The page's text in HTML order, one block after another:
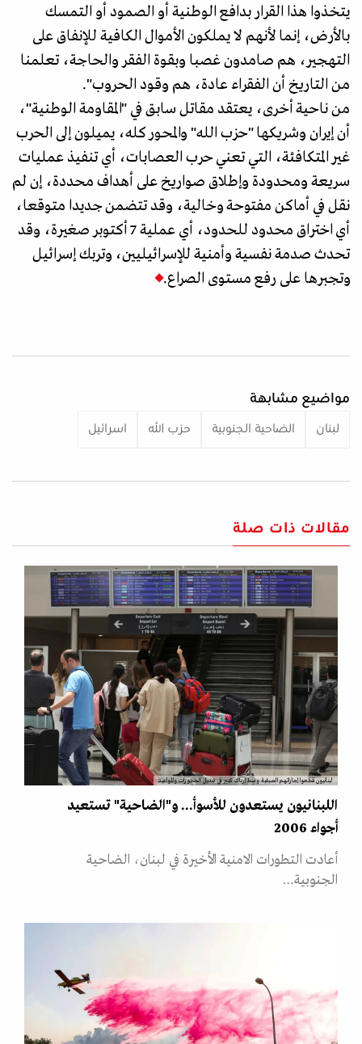
يتخذوا هذا القرار بدافع الوطنية أو الصمود أو التمسك
بالأرض، إنما لأنهم لا يملكون الأموال الكافية للإنفاق على
التهجير، هم صامدون غصبا وبقوة الفقر والحاجة، تعلمنا
من التاريخ أن الفقراء عادة، هم وقود الحروب".
من ناحية أخرى، يعتقد مقاتل سابق في "المقاومة الوطنية"،
أن إيران وشريكها "حزب الله" والمحور كله، يميلون إلى الحرب
غير المتكافئة، التي تعني حرب العصابات، أي تنفيذ عمليات
سريعة ومحدودة وإطلاق صواريخ على أهداف محددة، إن لم
نقل في أماكن مفتوحة وخالية، وقد تتضمن جديدا متوقعا،
أي اختراق محدود للحدود، أي عملية 7 أكتوبر صغيرة، وقد
تحدث صدمة نفسية وأمنية للإسرائيليين، وتربك إسرائيل
وتجبرها على رفع مستوى الصراع.
مواضيع مشابهة
لبنان الضاحية الجنوبية حزب الله اسرائيل
مقالات ذات صلة
لبنانيون قطعوا إجازاتهم الصيفية وسط إرباك كبير في تبديل الحجوزات والمواعيد
اللبنانيون يستعدون للأسوأ... و"الضاحية" تستعيد
أجواء 2006
أعادت التطورات الامنية الأخيرة في لبنان، الضاحية
الجنوبية…